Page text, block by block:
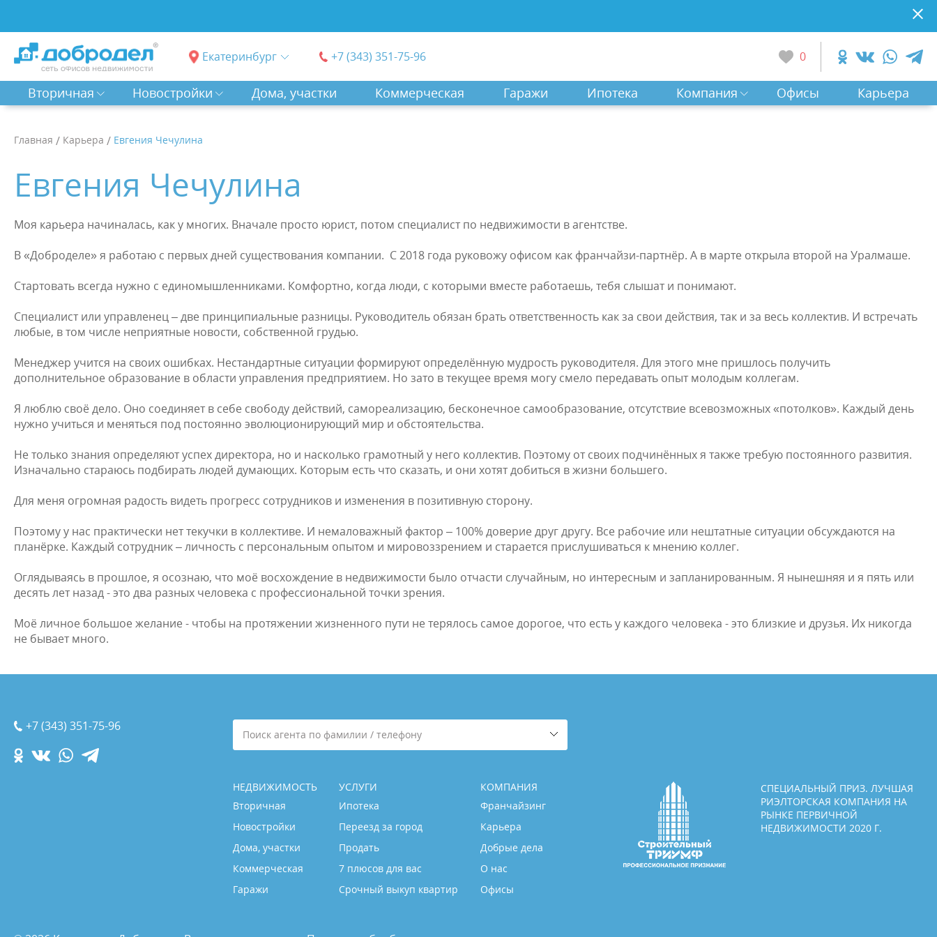
Екатеринбург +7 (343) 351-75-96 0
Вторичная Новостройки Дома, участки Коммерческая Гаражи Ипотека Компания Офисы Карьера
Главная / Карьера / Евгения Чечулина
Евгения Чечулина
Моя карьера начиналась, как у многих. Вначале просто юрист, потом специалист по недвижимости в агентстве.
В «Доброделе» я работаю с первых дней существования компании. С 2018 года руковожу офисом как франчайзи-партнёр. А в марте открыла второй на Уралмаше.
Стартовать всегда нужно с единомышленниками. Комфортно, когда люди, с которыми вместе работаешь, тебя слышат и понимают.
Специалист или управленец – две принципиальные разницы. Руководитель обязан брать ответственность как за свои действия, так и за весь коллектив. И встречать
любые, в том числе неприятные новости, собственной грудью.
Менеджер учится на своих ошибках. Нестандартные ситуации формируют определённую мудрость руководителя. Для этого мне пришлось получить
дополнительное образование в области управления предприятием. Но зато в текущее время могу смело передавать опыт молодым коллегам.
Я люблю своё дело. Оно соединяет в себе свободу действий, самореализацию, бесконечное самообразование, отсутствие всевозможных «потолков». Каждый день
нужно учиться и меняться под постоянно эволюционирующий мир и обстоятельства.
Не только знания определяют успех директора, но и насколько грамотный у него коллектив. Поэтому от своих подчинённых я также требую постоянного развития.
Изначально стараюсь подбирать людей думающих. Которым есть что сказать, и они хотят добиться в жизни большего.
Для меня огромная радость видеть прогресс сотрудников и изменения в позитивную сторону.
Поэтому у нас практически нет текучки в коллективе. И немаловажный фактор – 100% доверие друг другу. Все рабочие или нештатные ситуации обсуждаются на
планёрке. Каждый сотрудник – личность с персональным опытом и мировоззрением и старается прислушиваться к мнению коллег.
Оглядываясь в прошлое, я осознаю, что моё восхождение в недвижимости было отчасти случайным, но интересным и запланированным. Я нынешняя и я пять или
десять лет назад - это два разных человека с профессиональной точки зрения.
Моё личное большое желание - чтобы на протяжении жизненного пути не терялось самое дорогое, что есть у каждого человека - это близкие и друзья. Их никогда
не бывает много.
+7 (343) 351-75-96
Поиск агента по фамилии / телефону
НЕДВИЖИМОСТЬ
Вторичная
Новостройки
Дома, участки
Коммерческая
Гаражи
УСЛУГИ
Ипотека
Переезд за город
Продать
7 плюсов для вас
Срочный выкуп квартир
КОМПАНИЯ
Франчайзинг
Карьера
Добрые дела
О нас
Офисы
СПЕЦИАЛЬНЫЙ ПРИЗ. ЛУЧШАЯ
РИЭЛТОРСКАЯ КОМПАНИЯ НА
РЫНКЕ ПЕРВИЧНОЙ
НЕДВИЖИМОСТИ 2020 Г.